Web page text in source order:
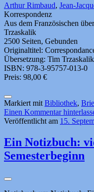
Arthur Rimbaud, Jean-
Korrespondenz
Aus dem Französischen
Trzaskalik
2500 Seiten, Gebunden
Originaltitel:
Übersetzung: Tim Trzaskalik
ISBN: 978-3-95757-013-0
Preis: 98,00 €
Markiert mit Bibliothek,
Einen Kommentar
Veröffentlicht am 15.
Ein Notizbuch:
Semesterbeginn